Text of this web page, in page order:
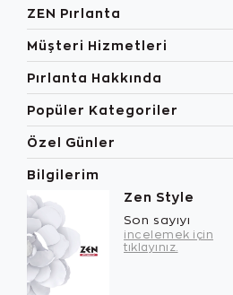
ZEN Pırlanta
Müşteri Hizmetleri
Pırlanta Hakkında
Popüler Kategoriler
Özel Günler
Bilgilerim
Zen Style
Son sayıyı
incelemek için
tıklayınız.